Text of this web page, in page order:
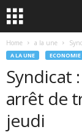
Home a la une
A LA UNE ECONOMIE
Syndicat
arrêt de
jeudi